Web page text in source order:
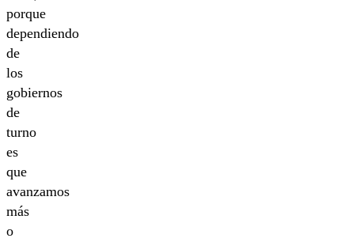
porque
dependiendo
de
los
gobiernos
de
turno
es
que
avanzamos
más
o